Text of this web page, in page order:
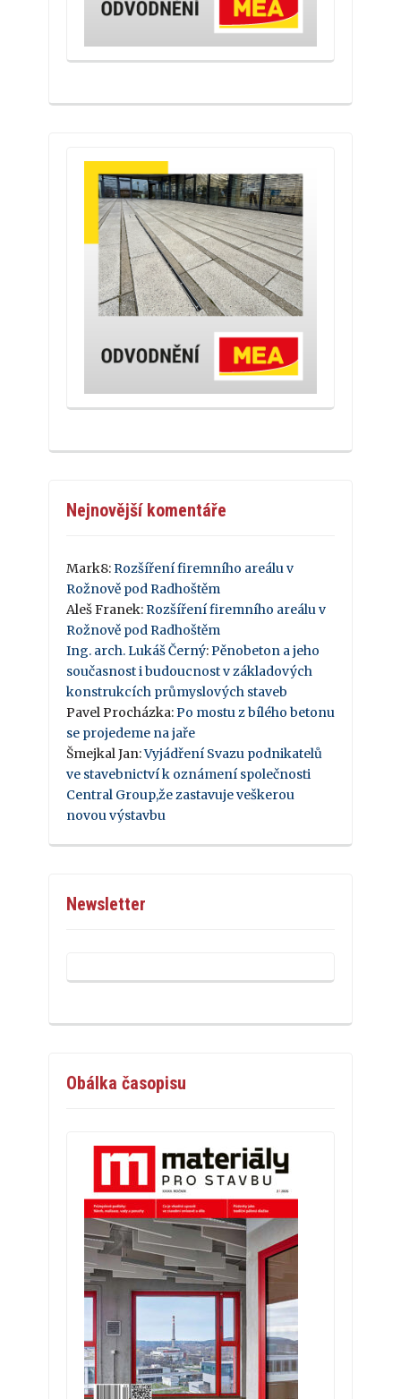
Nejnovější komentáře
Mark8: Rozšíření firemního areálu v
Rožnově pod Radhoštěm
Aleš Franek: Rozšíření firemního areálu v
Rožnově pod Radhoštěm
Ing. arch. Lukáš Černý: Pěnobeton a jeho
současnost i budoucnost v základových
konstrukcích průmyslových staveb
Pavel Procházka: Po mostu z bílého betonu
se projedeme na jaře
Šmejkal Jan:Vyjádření Svazu podnikatelů
ve stavebnictví k oznámení společnosti
Central Group,že zastavuje veškerou
novou výstavbu
Newsletter
Obálka časopisu